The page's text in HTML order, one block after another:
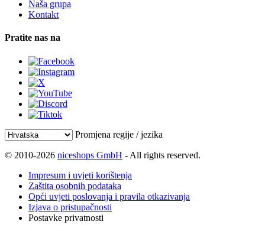
Naša grupa
Kontakt
Pratite nas na
Promjena regije / jezika
© 2010-2026 niceshops GmbH - All rights reserved.
Impresum i uvjeti korištenja
Zaštita osobnih podataka
Opći uvjeti poslovanja i pravila otkazivanja
Izjava o pristupačnosti
Postavke privatnosti